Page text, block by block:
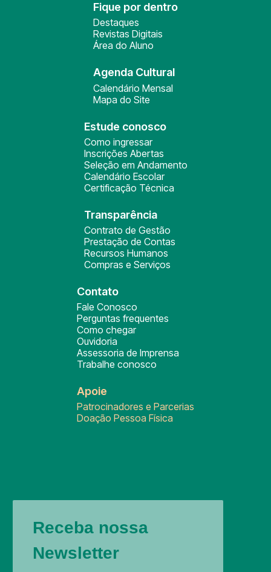
Fique por dentro
Destaques
Revistas Digitais
Área do Aluno
Agenda Cultural
Calendário Mensal
Mapa do Site
Estude conosco
Como ingressar
Inscrições Abertas
Seleção em Andamento
Calendário Escolar
Certificação Técnica
Transparência
Contrato de Gestão
Prestação de Contas
Recursos Humanos
Compras e Serviços
Contato
Fale Conosco
Perguntas frequentes
Como chegar
Ouvidoria
Assessoria de Imprensa
Trabalhe conosco
Apoie
Patrocinadores e Parcerias
Doação Pessoa Física